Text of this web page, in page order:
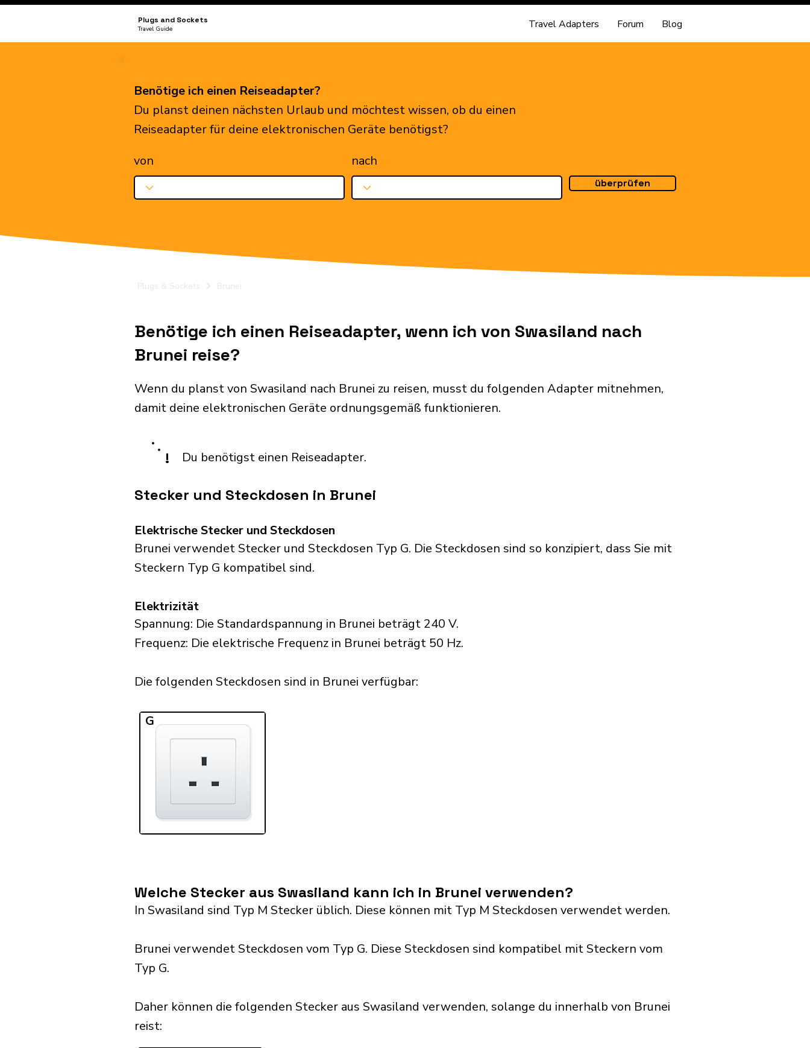
Plugs and Sockets
Travel Guide Travel Adapters Forum Blog
Benötige ich einen Reiseadapter?
Du planst deinen nächsten Urlaub und möchtest wissen, ob du einen
Reiseadapter für deine elektronischen Geräte benötigst?
von
nach
überprüfen
Plugs & Sockets Brunei
Benötige ich einen Reiseadapter, wenn ich von Swasiland nach
Brunei reise?
Wenn du planst von Swasiland nach Brunei zu reisen, musst du folgenden Adapter mitnehmen,
damit deine elektronischen Geräte ordnungsgemäß funktionieren.
! Du benötigst einen Reiseadapter.
Stecker und Steckdosen in Brunei
Elektrische Stecker und Steckdosen
Brunei verwendet Stecker und Steckdosen Typ G. Die Steckdosen sind so konzipiert, dass Sie mit
Steckern Typ G kompatibel sind.
Elektrizität
Spannung: Die Standardspannung in Brunei beträgt 240 V.
Frequenz: Die elektrische Frequenz in Brunei beträgt 50 Hz.
Die folgenden Steckdosen sind in Brunei verfügbar:​
G
Welche Stecker aus Swasiland kann ich in Brunei verwenden?
In Swasiland sind Typ M Stecker üblich. Diese können mit Typ M Steckdosen verwendet werden.
Brunei verwendet Steckdosen vom Typ G. Diese Steckdosen sind kompatibel mit Steckern vom
Typ G.
Daher können die folgenden Stecker aus Swasiland verwenden, solange du innerhalb von Brunei
reist:​